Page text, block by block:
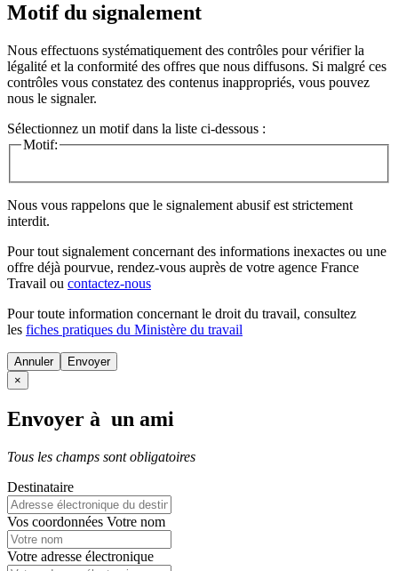
Motif du signalement
Nous effectuons systématiquement des contrôles pour vérifier la
légalité et la conformité des offres que nous diffusons. Si malgré ces
contrôles vous constatez des contenus inappropriés, vous pouvez
nous le signaler.
Sélectionnez un motif dans la liste ci-dessous :
Motif:
Nous vous rappelons que le signalement abusif est strictement
interdit.
Pour tout signalement concernant des informations inexactes ou une
offre déjà pourvue, rendez-vous auprès de votre agence France
Travail ou contactez-nous
Pour toute information concernant le droit du travail, consultez
les fiches pratiques du Ministère du travail
Annuler
×
Envoyer à un ami
Tous les champs sont obligatoires
Destinataire
Vos coordonnées Votre nom
Votre adresse électronique